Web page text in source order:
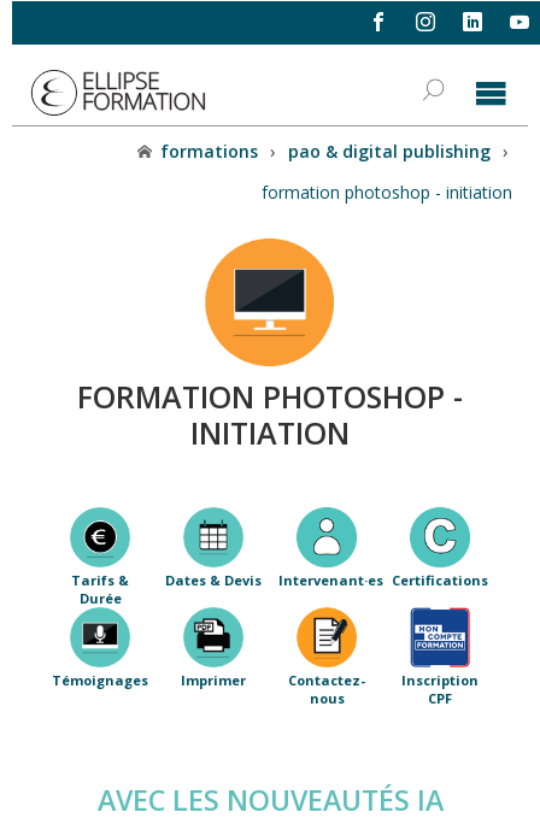
formations › pao & digital publishing ›
formation photoshop - initiation
FORMATION PHOTOSHOP -
INITIATION
Tarifs &
Durée
Dates & Devis Intervenant·es Certifications
Témoignages Imprimer
Contactez-
nous
Inscription
CPF
AVEC LES NOUVEAUTÉS IA